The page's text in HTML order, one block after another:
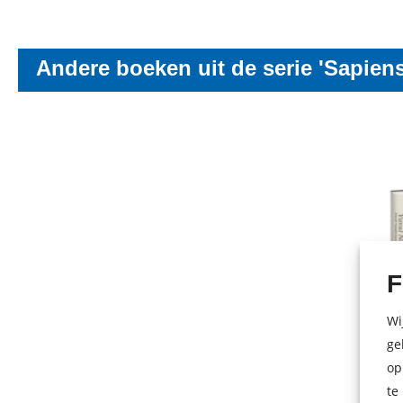
te
Andere boeken uit de serie